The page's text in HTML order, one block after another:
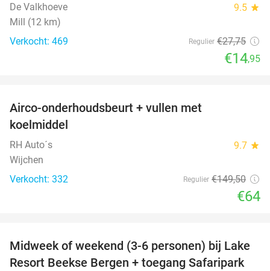
De Valkhoeve 9.5 star
Mill (12 km)
Verkocht: 469
Regulier €27,75
€14,95
Airco-onderhoudsbeurt + vullen met
koelmiddel
RH Auto´s 9.7 star
Wijchen
Verkocht: 332
Regulier €149,50
€64
53%
Midweek of weekend (3-6 personen) bij Lake
Resort Beekse Bergen + toegang Safaripark